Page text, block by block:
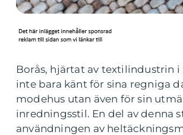
Borås, hjärtat av textilindustrin i
inte bara känt för sina regniga
modehus utan även för sin
inredningsstil. En del av denna
användningen av